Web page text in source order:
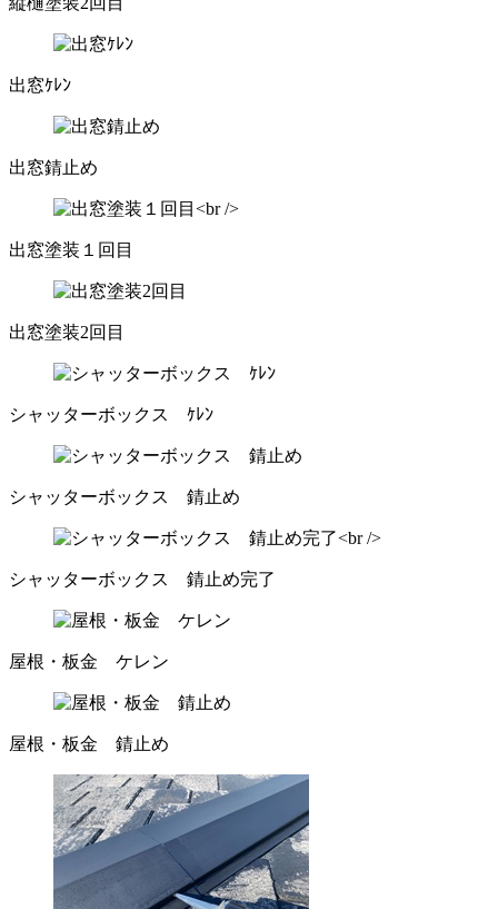
出窓ｹﾚﾝ
出窓錆止め
出窓塗装１回目
出窓塗装2回目
シャッターボックス ｹﾚﾝ
シャッターボックス 錆止め
シャッターボックス 錆止め完了
屋根・板金 ケレン
屋根・板金 錆止め